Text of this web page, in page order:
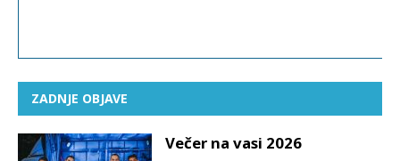
ZADNJE OBJAVE
Večer na vasi 2026